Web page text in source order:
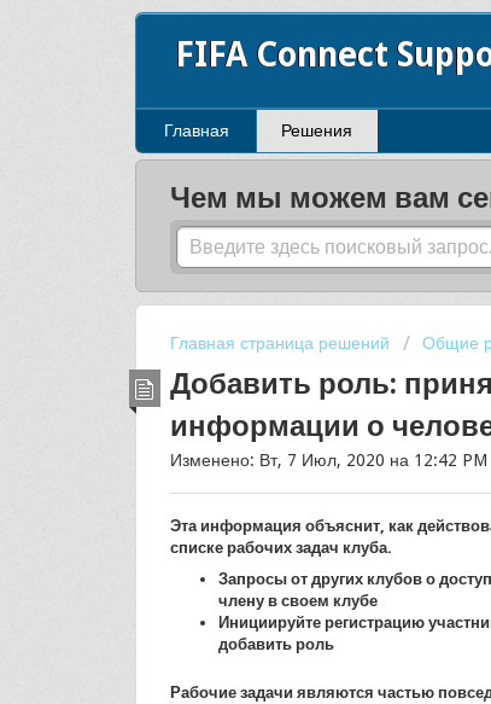
FIFA Connect
Главная Решения
Чем мы можем вам
Главная страница решений Общие
Добавить роль:
информации о
Изменено: Вт, 7 Июл, 2020 на 12:42 PM
Эта информация объяснит, как
списке рабочих задач клуба.
Запросы от других клубов о
члену в своем клубе
Инициируйте регистрацию
добавить роль
Рабочие задачи являются частью